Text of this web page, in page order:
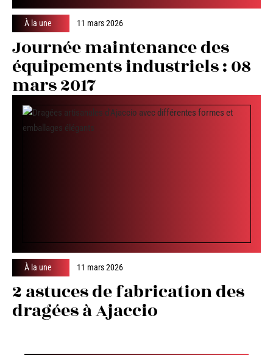
À la une 11 mars 2026
Journée maintenance des
équipements industriels : 08
mars 2017
À la une 11 mars 2026
2 astuces de fabrication des
dragées à Ajaccio